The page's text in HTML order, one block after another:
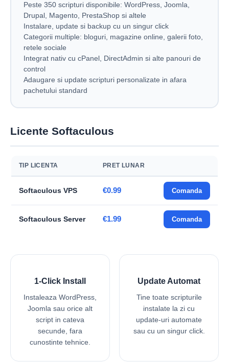
Peste 350 scripturi disponibile: WordPress, Joomla,
Drupal, Magento, PrestaShop si altele
Instalare, update si backup cu un singur click
Categorii multiple: bloguri, magazine online, galerii foto,
retele sociale
Integrat nativ cu cPanel, DirectAdmin si alte panouri de
control
Adaugare si update scripturi personalizate in afara
pachetului standard
Licente Softaculous
TIP LICENTA PRET LUNAR
Softaculous VPS €0.99 Comanda
Softaculous Server €1.99 Comanda
1-Click Install
Instaleaza WordPress,
Joomla sau orice alt
script in cateva
secunde, fara
cunostinte tehnice.
Update Automat
Tine toate scripturile
instalate la zi cu
update-uri automate
sau cu un singur click.